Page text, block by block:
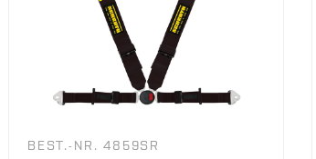
BEST.-NR. 4859SR